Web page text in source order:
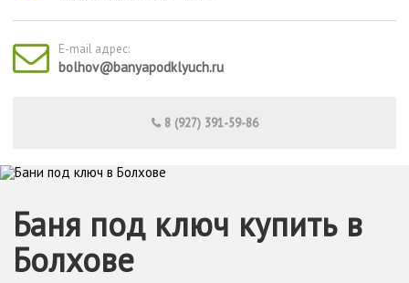
E-mail адрес:
bolhov@banyapodklyuch.ru
8 (927) 391-59-86
Баня под ключ купить в
Болхове